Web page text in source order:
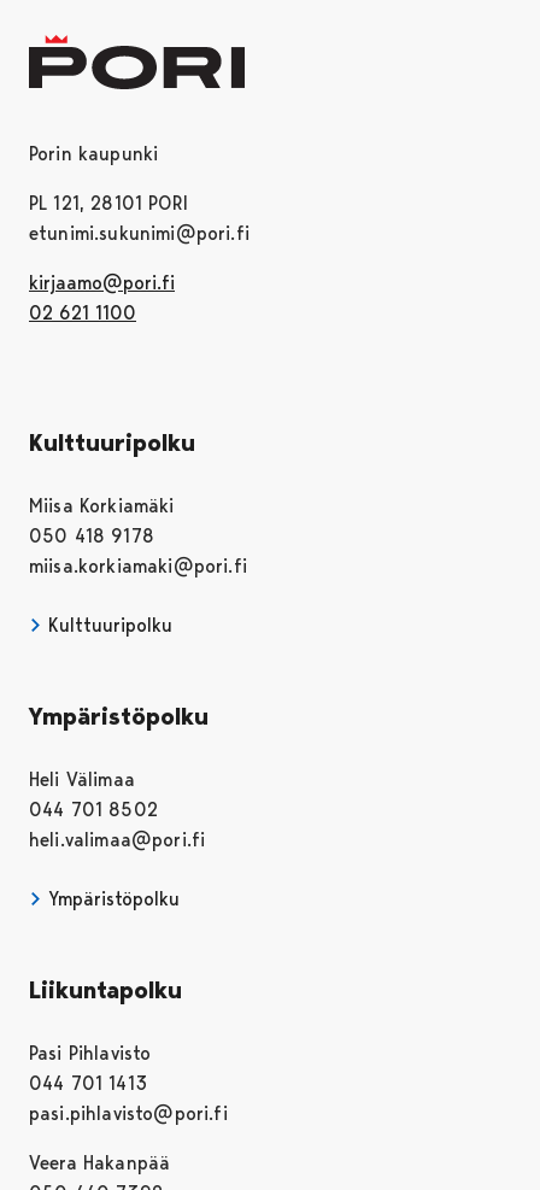
Porin kaupunki
PL 121, 28101 PORI
etunimi.sukunimi@pori.fi
kirjaamo@pori.fi
02 621 1100
Kulttuuripolku
Miisa Korkiamäki
050 418 9178
miisa.korkiamaki@pori.fi
Kulttuuripolku
Ympäristöpolku
Heli Välimaa
044 701 8502
heli.valimaa@pori.fi
Ympäristöpolku
Liikuntapolku
Pasi Pihlavisto
044 701 1413
pasi.pihlavisto@pori.fi
Veera Hakanpää